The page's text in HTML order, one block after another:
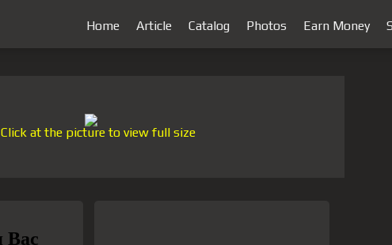
Home Article Catalog Photos Earn Money
Click at the picture to view full size